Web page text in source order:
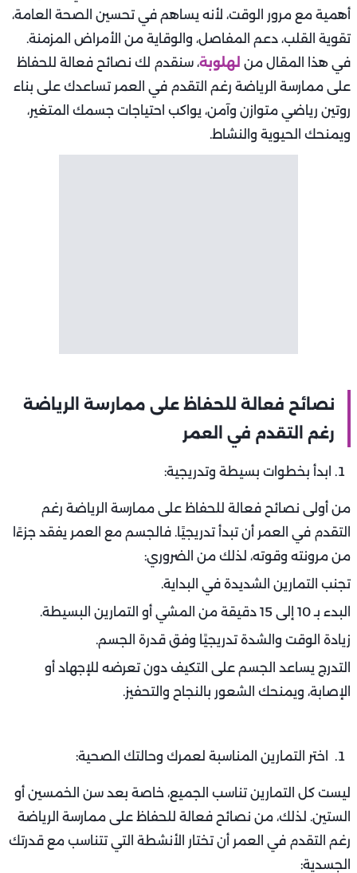
أهمية مع مرور الوقت، لأنه يساهم في تحسين الصحة العامة،
تقوية القلب، دعم المفاصل، والوقاية من الأمراض المزمنة.
في هذا المقال من لهلوبة، سنقدم لك نصائح فعالة للحفاظ
على ممارسة الرياضة رغم التقدم في العمر تساعدك على بناء
روتين رياضي متوازن وآمن، يواكب احتياجات جسمك المتغير،
ويمنحك الحيوية والنشاط.
نصائح فعالة للحفاظ على ممارسة الرياضة
رغم التقدم في العمر
ابدأ بخطوات بسيطة وتدريجية:
من أولى نصائح فعالة للحفاظ على ممارسة الرياضة رغم
التقدم في العمر أن تبدأ تدريجيًا. فالجسم مع العمر يفقد جزءًا
من مرونته وقوته، لذلك من الضروري:
تجنب التمارين الشديدة في البداية.
البدء بـ 10 إلى 15 دقيقة من المشي أو التمارين البسيطة.
زيادة الوقت والشدة تدريجيًا وفق قدرة الجسم.
التدرج يساعد الجسم على التكيف دون تعرضه للإجهاد أو
الإصابة، ويمنحك الشعور بالنجاح والتحفيز.
اختر التمارين المناسبة لعمرك وحالتك الصحية:
ليست كل التمارين تناسب الجميع، خاصة بعد سن الخمسين أو
الستين. لذلك، من نصائح فعالة للحفاظ على ممارسة الرياضة
رغم التقدم في العمر أن تختار الأنشطة التي تتناسب مع قدرتك
الجسدية: